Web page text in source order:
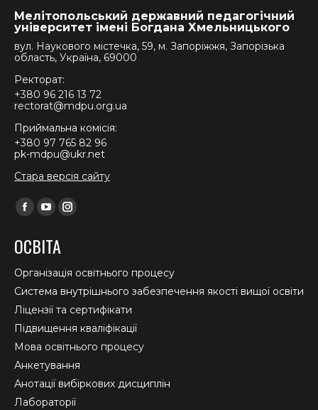
Мелітопольський державний педагогічний
університет імені Богдана Хмельницького
вул. Наукового містечка, 59, м. Запоріжжя, Запорізька
область, Україна, 69000
Ректорат:
+380 96 216 13 72
rectorat@mdpu.org.ua
Приймальна комісія:
+380 97 765 82 96
pk-mdpu@ukr.net
Стара версія сайту
Find us on:
Facebook
opens
in
new
window
YouTube
opens
in
new
window
Instagram
in
new
window
ОСВІТА
Організація освітнього процесу
Система внутрішнього забезпечення якості вищої освіти
Ліцензії та сертифікати
Підвищення кваліфікації
Мова освітнього процесу
Анкетування
Анотації вибіркових дисциплін
Лабораторії